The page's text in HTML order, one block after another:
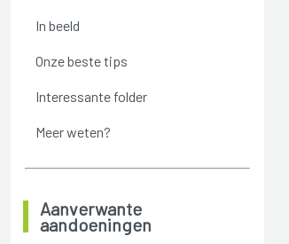
In beeld
Onze beste tips
Interessante folder
Meer weten?
Aanverwante
aandoeningen